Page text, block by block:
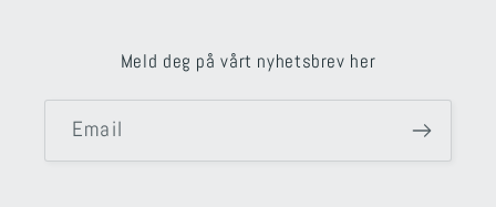
Meld deg på vårt nyhetsbrev her
Email